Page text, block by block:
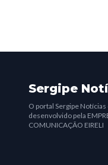
Sergipe
O portal Sergipe
desenvolvido pela
COMUNICAÇÃO EIRELI